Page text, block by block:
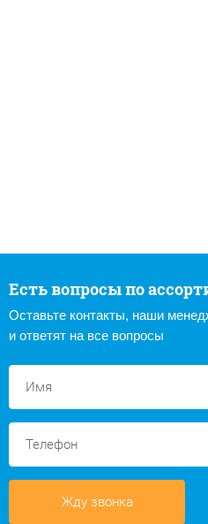
Есть вопросы по
Оставьте контакты, наши
и ответят на все вопросы
Жду звонка